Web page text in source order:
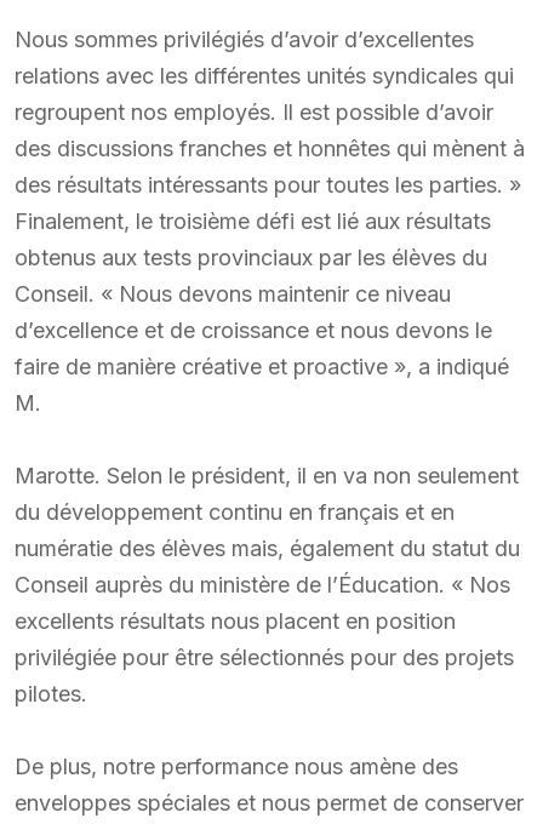
Nous sommes privilégiés d’avoir d’excellentes
relations avec les différentes unités syndicales qui
regroupent nos employés. Il est possible d’avoir
des discussions franches et honnêtes qui mènent à
des résultats intéressants pour toutes les parties. »
Finalement, le troisième défi est lié aux résultats
obtenus aux tests provinciaux par les élèves du
Conseil. « Nous devons maintenir ce niveau
d’excellence et de croissance et nous devons le
faire de manière créative et proactive », a indiqué
M.
Marotte. Selon le président, il en va non seulement
du développement continu en français et en
numératie des élèves mais, également du statut du
Conseil auprès du ministère de l’Éducation. « Nos
excellents résultats nous placent en position
privilégiée pour être sélectionnés pour des projets
pilotes.
De plus, notre performance nous amène des
enveloppes spéciales et nous permet de conserver